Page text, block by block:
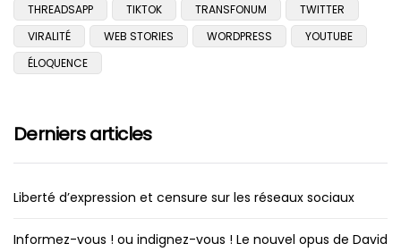
THREADSAPP
TIKTOK TRANSFONUM
TWITTER
VIRALITÉ
WEB STORIES WORDPRESS
YOUTUBE
ÉLOQUENCE
Derniers articles
Liberté d’expression et censure sur les réseaux sociaux
Informez-vous ! ou indignez-vous ! Le nouvel opus de David